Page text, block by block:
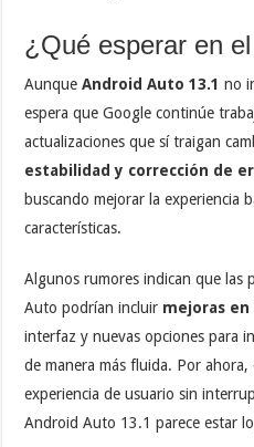
¿Qué esperar en
AunqueAndroid Auto 13.1 no
espera que Google continúe
actualizaciones que sí traigan
estabilidad y corrección de
buscando mejorar la experiencia
características.
Algunos rumores indican que las
Auto podrían incluir mejoras en
interfaz y nuevas opciones para
de manera más fluida. Por
experiencia de usuario sin
Android Auto 13.1 parece estar